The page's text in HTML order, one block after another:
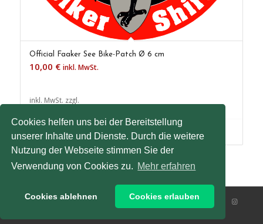
Cookies helfen uns bei der Bereitstellung
unserer Inhalte und Dienste. Durch die weitere
Nutzung der Webseite stimmen Sie der
Verwendung von Cookies zu. Mehr erfahren
Cookies ablehnen Cookies erlauben
Official Faaker See Bike-Patch Ø 6 cm
10,00 € inkl. MwSt.
inkl. MwSt. zzgl.
In den Warenkorb Details anzeigen
Official Faaker See Biker Shirt